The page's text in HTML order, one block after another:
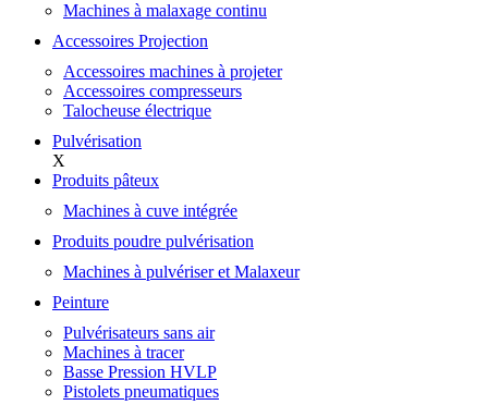
Machines à malaxage continu
Accessoires Projection
Accessoires machines à projeter
Accessoires compresseurs
Talocheuse électrique
Pulvérisation
X
Produits pâteux
Machines à cuve intégrée
Produits poudre pulvérisation
Machines à pulvériser et Malaxeur
Peinture
Pulvérisateurs sans air
Machines à tracer
Basse Pression HVLP
Pistolets pneumatiques